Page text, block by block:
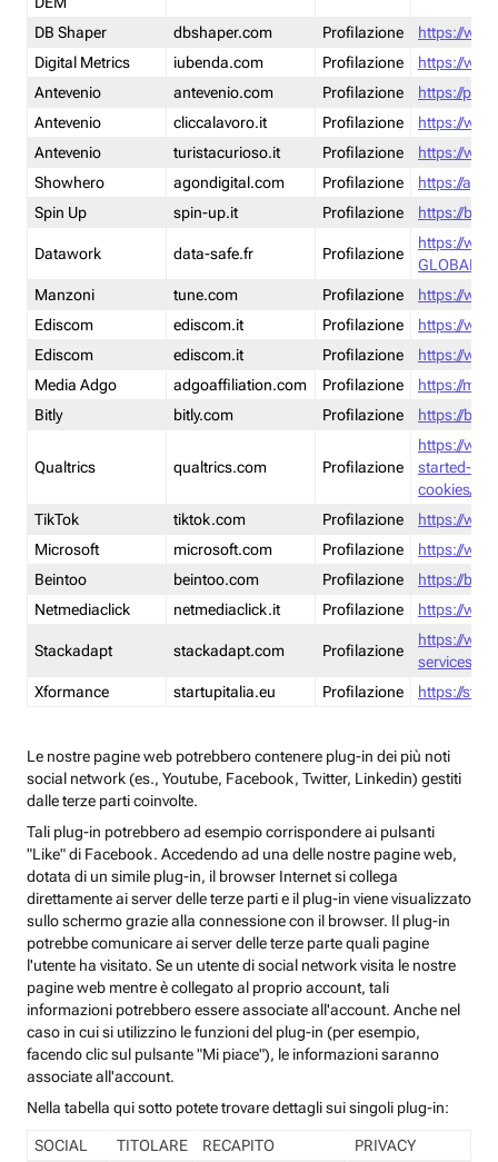
DB Shaper
dbshaper.com Profilazione
https://
Digital Metrics
iubenda.com Profilazione
https://
Antevenio
antevenio.com Profilazione
https://
Antevenio
cliccalavoro.it Profilazione
https://
Antevenio
turistacurioso.it Profilazione
https://
Showhero
agondigital.com Profilazione
https://
Spin Up
spin-up.it Profilazione https://
Datawork data-safe.fr Profilazione
https://
GLOBAL-
Manzoni
tune.com Profilazione
https://
Ediscom
ediscom.it Profilazione
https://
Ediscom
ediscom.it Profilazione
https://
Media Adgo
adgoaffiliation.com Profilazione
https://
Bitly
bitly.com Profilazione https://
Qualtrics qualtrics.com Profilazione
https://
started-
cookies/
TikTok
tiktok.com Profilazione
https://
Microsoft
microsoft.com Profilazione
https://
Beintoo
beintoo.com Profilazione
https://
Netmediaclick
netmediaclick.it Profilazione https://
Stackadapt stackadapt.com Profilazione
https://
services-
Xformance
startupitalia.eu Profilazione https://
Le nostre pagine web potrebbero contenere plug-in dei più noti
social network (es., Youtube, Facebook, Twitter, Linkedin) gestiti
dalle terze parti coinvolte.
Tali plug-in potrebbero ad esempio corrispondere ai pulsanti
"Like" di Facebook. Accedendo ad una delle nostre pagine web,
dotata di un simile plug-in, il browser Internet si collega
direttamente ai server delle terze parti e il plug-in viene visualizzato
sullo schermo grazie alla connessione con il browser. Il plug-in
potrebbe comunicare ai server delle terze parte quali pagine
l'utente ha visitato. Se un utente di social network visita le nostre
pagine web mentre è collegato al proprio account, tali
informazioni potrebbero essere associate all'account. Anche nel
caso in cui si utilizzino le funzioni del plug-in (per esempio,
facendo clic sul pulsante "Mi piace"), le informazioni saranno
associate all'account.
Nella tabella qui sotto potete trovare dettagli sui singoli plug-in:
SOCIAL TITOLARE RECAPITO PRIVACY